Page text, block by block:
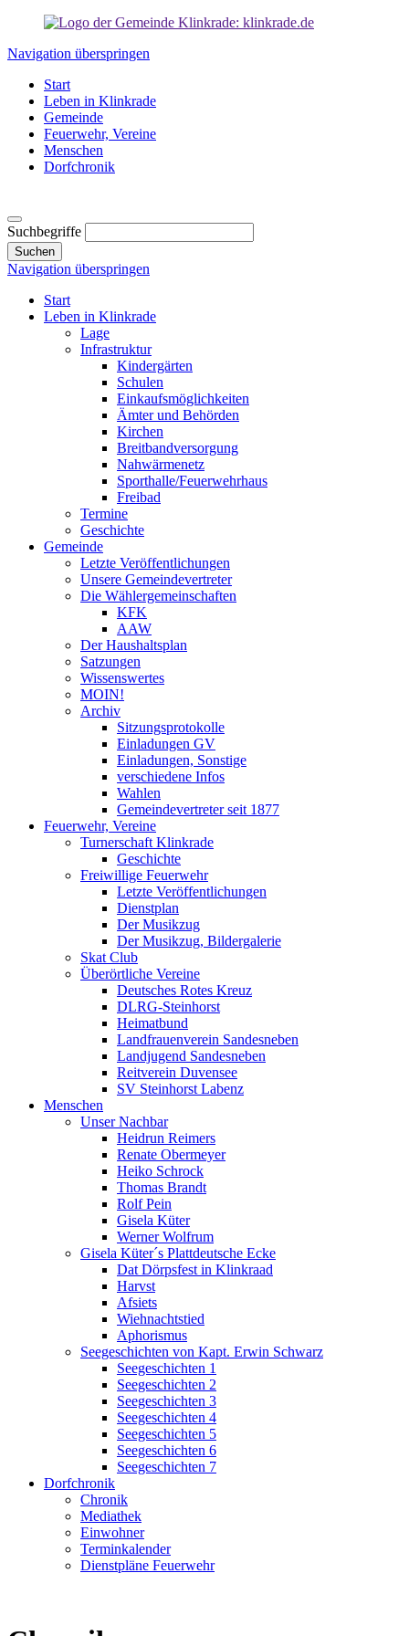
Navigation überspringen
Start
Leben in Klinkrade
Gemeinde
Feuerwehr, Vereine
Menschen
Dorfchronik
Suchbegriffe
Suchen
Navigation überspringen
Start
Leben in Klinkrade
Lage
Infrastruktur
Kindergärten
Schulen
Einkaufsmöglichkeiten
Ämter und Behörden
Kirchen
Breitbandversorgung
Nahwärmenetz
Sporthalle/Feuerwehrhaus
Freibad
Termine
Geschichte
Gemeinde
Letzte Veröffentlichungen
Unsere Gemeindevertreter
Die Wählergemeinschaften
KFK
AAW
Der Haushaltsplan
Satzungen
Wissenswertes
MOIN!
Archiv
Sitzungsprotokolle
Einladungen GV
Einladungen, Sonstige
verschiedene Infos
Wahlen
Gemeindevertreter seit 1877
Feuerwehr, Vereine
Turnerschaft Klinkrade
Geschichte
Freiwillige Feuerwehr
Letzte Veröffentlichungen
Dienstplan
Der Musikzug
Der Musikzug, Bildergalerie
Skat Club
Überörtliche Vereine
Deutsches Rotes Kreuz
DLRG-Steinhorst
Heimatbund
Landfrauenverein Sandesneben
Landjugend Sandesneben
Reitverein Duvensee
SV Steinhorst Labenz
Menschen
Unser Nachbar
Heidrun Reimers
Renate Obermeyer
Heiko Schrock
Thomas Brandt
Rolf Pein
Gisela Küter
Werner Wolfrum
Gisela Küter´s Plattdeutsche Ecke
Dat Dörpsfest in Klinkraad
Harvst
Afsiets
Wiehnachtstied
Aphorismus
Seegeschichten von Kapt. Erwin Schwarz
Seegeschichten 1
Seegeschichten 2
Seegeschichten 3
Seegeschichten 4
Seegeschichten 5
Seegeschichten 6
Seegeschichten 7
Dorfchronik
Chronik
Mediathek
Einwohner
Terminkalender
Dienstpläne Feuerwehr